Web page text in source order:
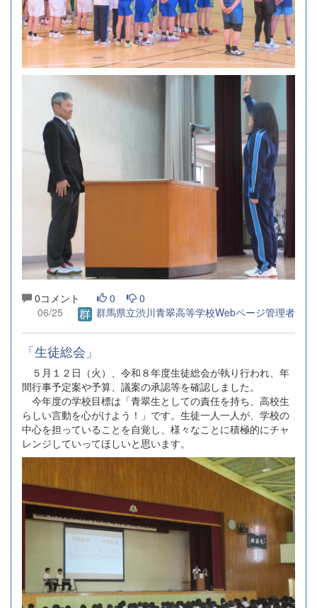
0コメント 0
0
06/25
群馬県立渋川青翠高等学校Webページ管理者
「生徒総会」
５月１２日（火）、令和８年度生徒総会が執り行われ、年
間行事予定案や予算、議案の承認等を確認しました。
今年度の学校目標は「青翠生としての責任を持ち、高校生
らしい言動を心がけよう！」です。生徒一人一人が、学校の
中心を担っていることを自覚し、様々なことに積極的にチャ
レンジしていってほしいと思います。